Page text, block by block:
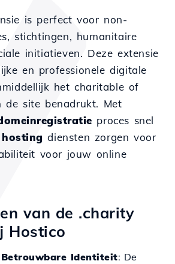
is perfect voor non-
stichtingen, humanitaire
initiatieven. Deze extensie
en professionele digitale
het charitable of
de site benadrukt. Met
proces snel
hosting diensten zorgen voor
voor jouw online
van de .charity
Hostico
Identiteit: De